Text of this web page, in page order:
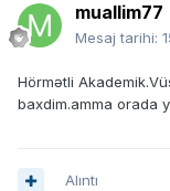
muallim77
Mesaj tarihi:
Hörmətli
baxdim.amma orada
Alıntı